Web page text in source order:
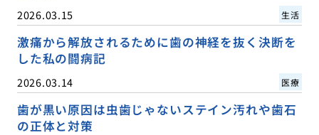
2026.03.15 生活
激痛から解放されるために歯の神経を抜く決断を
した私の闘病記
2026.03.14 医療
歯が黒い原因は虫歯じゃないステイン汚れや歯石
の正体と対策